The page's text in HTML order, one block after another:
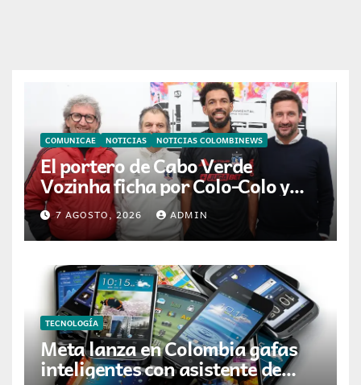
COMUNICAE NOTICIAS NOTICIAS COLOMBINEWS
El portero de Cabo Verde
Vozinha ficha por Colo-Colo y
JETOUR respalda su nueva
etapa
7 AGOSTO, 2026 ADMIN
TECNOLOGÍA
Meta lanza en Colombia gafas
inteligentes con asistente de